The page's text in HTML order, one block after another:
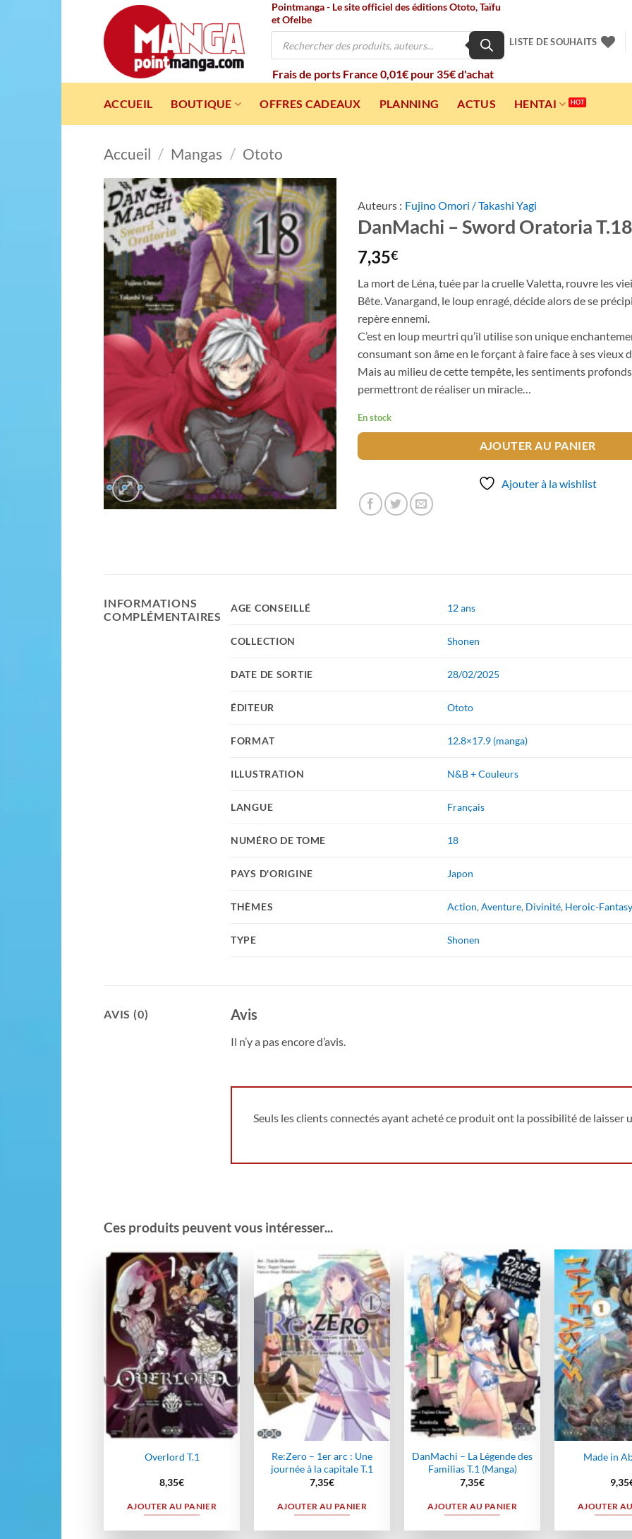
Pointmanga - Le site officiel des éditions Ototo, Taïfu
et Ofelbe
Recherche
Frais de ports France 0,01€ pour 35€ d'achat
LISTE DE SOUHAITS
ACCUEIL BOUTIQUE OFFRES CADEAUX PLANNING ACTUS HENTAI
Accueil / Mangas / Ototo
Ajouter
à la
wishlist
Auteurs : Fujino Omori / Takashi Yagi
DanMachi – Sword Oratoria T.18
7,35€
La mort de Léna, tuée par la cruelle Valetta, rouvre les
Bête. Vanargand, le loup enragé, décide alors de se
repère ennemi.
C’est en loup meurtri qu’il utilise son unique
consumant son âme en le forçant à faire face à ses vieux
Mais au milieu de cette tempête, les sentiments
permettront de réaliser un miracle…
En stock
AJOUTER AU PANIER
Ajouter à la wishlist
INFORMATIONS
COMPLÉMENTAIRES
AGE CONSEILLÉ 12 ans
COLLECTION Shonen
DATE DE SORTIE 28/02/2025
ÉDITEUR Ototo
FORMAT 12.8×17.9 (manga)
ILLUSTRATION N&B + Couleurs
LANGUE Français
NUMÉRO DE TOME 18
PAYS D'ORIGINE Japon
THÈMES Action,Aventure, Divinité, Heroic-
TYPE Shonen
AVIS (0) Avis
Il n’y a pas encore d’avis.
Seuls les clients connectés ayant acheté ce produit ont la possibilité de laisser
Ces produits peuvent vous intéresser...
Ajouter
à la
wishlist
Overlord T.1
8,35€
AJOUTER AU PANIER
Ajouter
à la
wishlist
Re:Zero – 1er arc : Une
journée à la capitale T.1
7,35€
AJOUTER AU PANIER
Ajouter
à la
wishlist
DanMachi – La Légende des
Familias T.1 (Manga)
7,35€
AJOUTER AU PANIER
Made in
9,35
AJOUTER